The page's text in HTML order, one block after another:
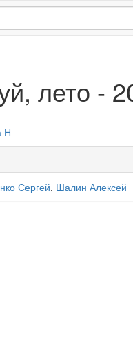
лето -
H
Сергей, Шалин Алексей